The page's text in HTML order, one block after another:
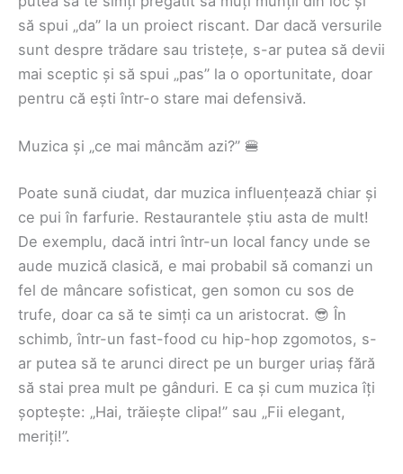
să spui „da” la un proiect riscant. Dar dacă versurile
sunt despre trădare sau tristețe, s-ar putea să devii
mai sceptic și să spui „pas” la o oportunitate, doar
pentru că ești într-o stare mai defensivă.
Muzica și „ce mai mâncăm azi?” 🍔
Poate sună ciudat, dar muzica influențează chiar și
ce pui în farfurie. Restaurantele știu asta de mult!
De exemplu, dacă intri într-un local fancy unde se
aude muzică clasică, e mai probabil să comanzi un
fel de mâncare sofisticat, gen somon cu sos de
trufe, doar ca să te simți ca un aristocrat. 😎 În
schimb, într-un fast-food cu hip-hop zgomotos, s-
ar putea să te arunci direct pe un burger uriaș fără
să stai prea mult pe gânduri. E ca și cum muzica îți
șoptește: „Hai, trăiește clipa!” sau „Fii elegant,
meriți!”.